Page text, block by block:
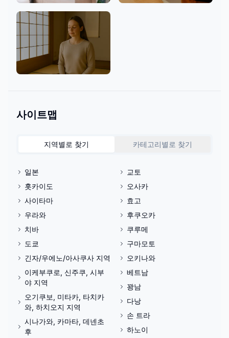
클리닉
사이트맵
지역별로 찾기 카테고리별로 찾기
일본
홋카이도
사이타마
우라와
치바
도쿄
긴자/우에노/아사쿠사 지역
이케부쿠로, 신주쿠, 시부
야 지역
오기쿠보, 미타카, 타치카
와, 하치오지 지역
시나가와, 카마타, 데넨초
후
교토
오사카
효고
후쿠오카
쿠루메
구마모토
오키나와
베트남
꽝남
다낭
손 트라
하노이